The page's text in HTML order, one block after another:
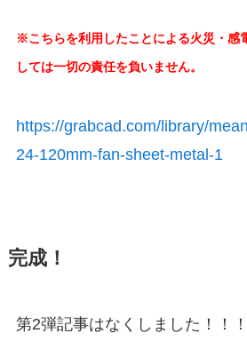
※こちらを利用したことによる火災・感
しては一切の責任を負いません。
https://grabcad.com/library/
24-120mm-fan-sheet-metal-1
完成！
第2弾記事はなくしました！！！